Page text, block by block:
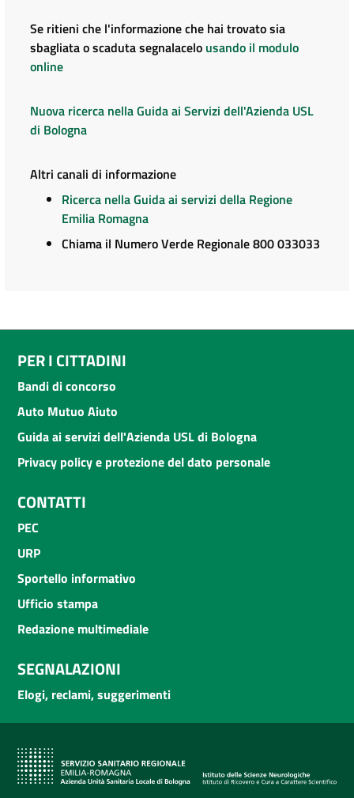
Se ritieni che l'informazione che hai trovato sia
sbagliata o scaduta segnalacelo usando il modulo
online
Nuova ricerca nella Guida ai Servizi dell'Azienda USL
di Bologna
Altri canali di informazione
Ricerca nella Guida ai servizi della Regione
Emilia Romagna
Chiama il Numero Verde Regionale 800 033033
PER I CITTADINI
Bandi di concorso
Auto Mutuo Aiuto
Guida ai servizi dell'Azienda USL di Bologna
Privacy policy e protezione del dato personale
CONTATTI
PEC
URP
Sportello informativo
Ufficio stampa
Redazione multimediale
SEGNALAZIONI
Elogi, reclami, suggerimenti